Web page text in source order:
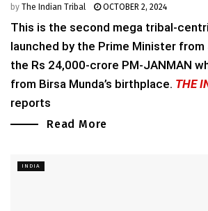
by The Indian Tribal OCTOBER 2, 2024
This is the second mega tribal-
launched by the Prime Minister
the Rs 24,000-crore PM-JANMAN
from Birsa Munda’s birthplace. THE
reports
Read More
INDIA